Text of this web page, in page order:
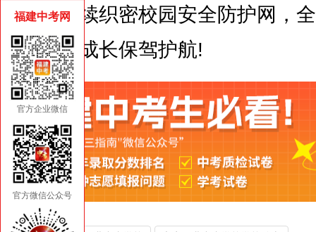
教育，持续织密校园安全防护网，
学子健康成长保驾护航!
福建中考网
官方企业微信
官方微信公众号